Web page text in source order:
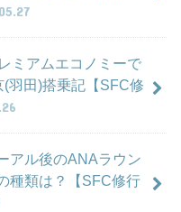
ミアムエコノミーで
羽田)搭乗記【SFC修
アル後のANAラウン
種類は？【SFC修行